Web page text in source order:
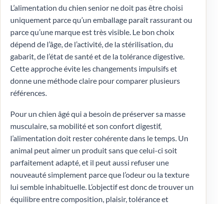
L’alimentation du chien senior ne doit pas être choisi
uniquement parce qu’un emballage paraît rassurant ou
parce qu’une marque est très visible. Le bon choix
dépend de l’âge, de l’activité, de la stérilisation, du
gabarit, de l’état de santé et de la tolérance digestive.
Cette approche évite les changements impulsifs et
donne une méthode claire pour comparer plusieurs
références.
Pour un chien âgé qui a besoin de préserver sa masse
musculaire, sa mobilité et son confort digestif,
l’alimentation doit rester cohérente dans le temps. Un
animal peut aimer un produit sans que celui-ci soit
parfaitement adapté, et il peut aussi refuser une
nouveauté simplement parce que l’odeur ou la texture
lui semble inhabituelle. L’objectif est donc de trouver un
équilibre entre composition, plaisir, tolérance et